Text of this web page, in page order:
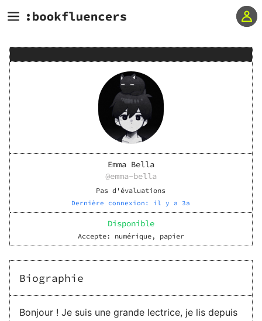
Biographie
Bonjour ! Je suis une grande lectrice, je lis depuis
Emma Bella
@emma-bella
Pas d'évaluations
Dernière connexion: il y a 3a
Disponible
Accepte: numérique, papier